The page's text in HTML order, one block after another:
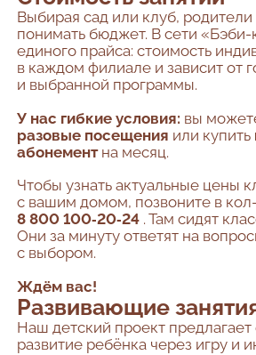
Выбирая сад или клуб, родители
понимать бюджет. В сети «Бэби-
единого прайса: стоимость
в каждом филиале и зависит от
и выбранной программы.
У нас гибкие условия: вы
разовые посещения или купить
абонементна месяц.
Чтобы узнать актуальные цены
с вашим домом, позвоните в
8 800 100‑20‑24 . Там сидят
Они за минуту ответят на
с выбором.
Ждём вас!
Развивающие
Наш детский проект предлагает
развитие ребёнка через игру и